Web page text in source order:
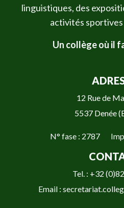
linguistiques, des
activités
Un collège où il
12 Rue de
5537 Denée
N° fase : 2787
Tel. : +32
Email :